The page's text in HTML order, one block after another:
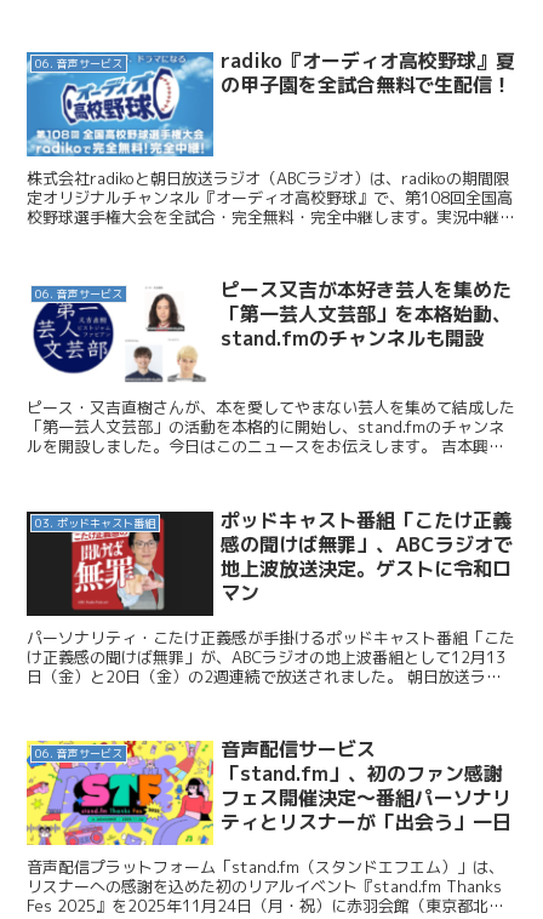
06. 音声サービス
radiko『オーディオ高校野球』夏
の甲子園を全試合無料で生配信！
株式会社radikoと朝日放送ラジオ（ABCラジオ）は、radikoの期間限
定オリジナルチャンネル『オーディオ高校野球』で、第108回全国高
校野球選手権大会を全試合・完全無料・完全中継します。実況中継は
06. 音声サービス
ピース又吉が本好き芸人を集めた
「第一芸人文芸部」を本格始動、
stand.fmのチャンネルも開設
ピース・又吉直樹さんが、本を愛してやまない芸人を集めて結成した
「第一芸人文芸部」の活動を本格的に開始し、stand.fmのチャンネ
ルを開設しました。今日はこのニュースをお伝えします。 吉本興業
03. ポッドキャスト番組
ポッドキャスト番組「こたけ正義
感の聞けば無罪」、ABCラジオで
地上波放送決定。ゲストに令和ロ
マン
パーソナリティ・こたけ正義感が手掛けるポッドキャスト番組「こた
け正義感の聞けば無罪」が、ABCラジオの地上波番組として12月13
日（金）と20日（金）の2週連続で放送されました。 朝日放送ラジ
06. 音声サービス
音声配信サービス
「stand.fm」、初のファン感謝
フェス開催決定〜番組パーソナリ
ティとリスナーが「出会う」一日
音声配信プラットフォーム「stand.fm（スタンドエフエム）」は、
リスナーへの感謝を込めた初のリアルイベント『stand.fm Thanks
Fes 2025』を2025年11月24日（月・祝）に赤羽会館（東京都北